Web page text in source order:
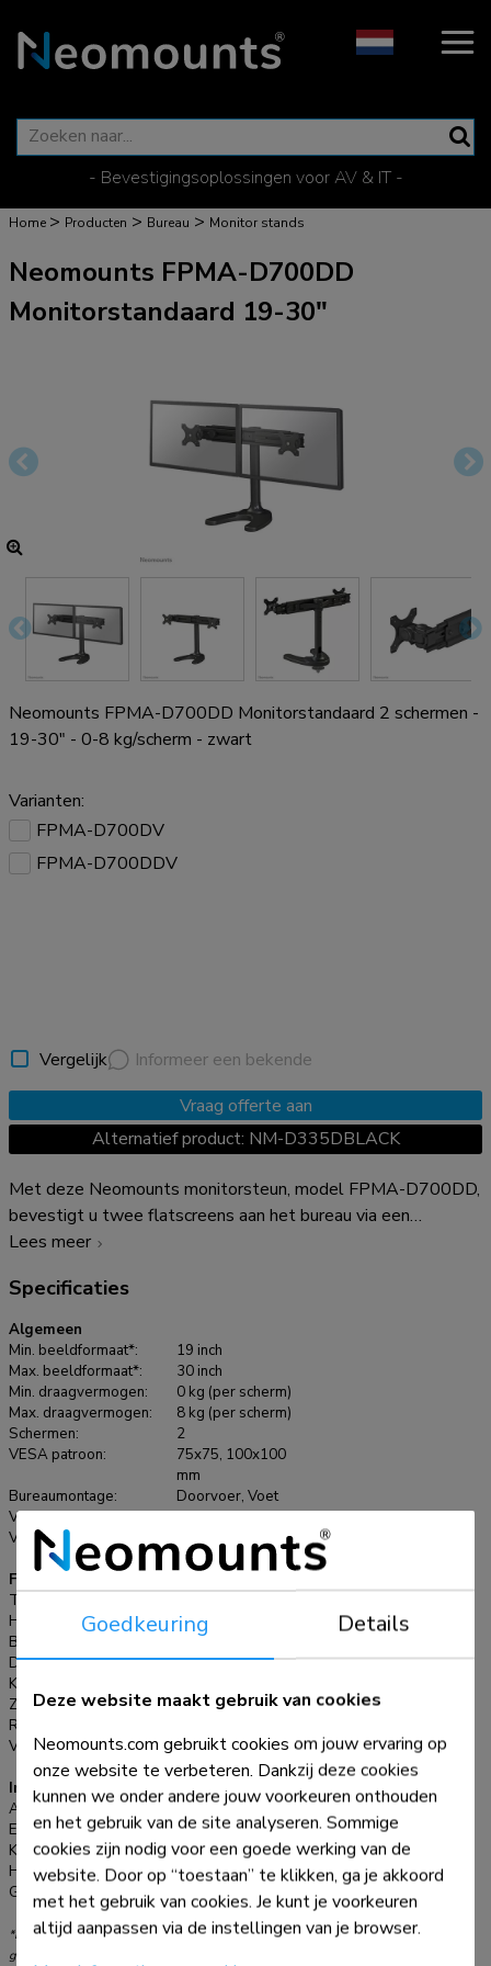
- Bevestigingsoplossingen voor AV & IT -
Home > Producten > Bureau > Monitor stands
Neomounts FPMA-D700DD
Monitorstandaard 19-30"
Neomounts FPMA-D700DD Monitorstandaard 2 schermen -
19-30" - 0-8 kg/scherm - zwart
Varianten:
FPMA-D700DV
FPMA-D700DDV
Vergelijk
Informeer een bekende
Vraag offerte aan
Alternatief product: NM-D335DBLACK
Met deze Neomounts monitorsteun, model FPMA-D700DD,
bevestigt u twee flatscreens aan het bureau via een
bureauvoet of bureaudoorvoer. Beide worden meegeleverd.
optimaal van de mogelijkheden van uw monitor. De
monitorsteun is eenvoudig in hoogte en diepte te verstellen.
Tevens kunt u het scherm kantelen, zwenken en roteren.
Hierdoor creëert u de ideale ergonomische werkhouding. Dit
verkleint de kans op nek- en rugklachten. Kabels zijn netjes
weg te werken aan de onderzijde van de horizontale arm. De
FPMA-D700DD heeft 1 draaipunt en is geschikt voor
schermen t/m 30" (76 cm). Het draagvermogen van de arm is
8 kg per scherm. Dit product is geschikt voor schermen met
een VESA gatenpatroon van 75x75 mm of 100x100 mm.
Heeft u een afwijkend (groter) gatenpatroon, dan kunt u dit
oplossen met een van onze VESA verloopplaten.
Lees meer
Specificaties
Algemeen
Min. beeldformaat*:
19 inch
Max. beeldformaat*:
30 inch
Min. draagvermogen:
0 kg (per scherm)
Max. draagvermogen:
8 kg (per scherm)
Schermen:
2
VESA patroon:
75x75, 100x100
mm
Bureaumontage:
Doorvoer, Voet
VESA maximaal:
VESA minimaal:
75x75 mm
Functionaliteit
Type:
Hoogteverstelling:
34-44 cm
Breedteverstelling:
Diepteverstelling:
15 cm
Kantelen (graden):
Zwenken (graden):
180°
Roteren (graden):
Verstellingstype:
Manueel
Informatie
Artikelnummer:
FPMA-D700DD
EAN:
8717371442507
Kleur:
Zwart
Hoofdmateriaal:
Staal
Garantie:
*NB. De vermelde inch-maten zijn slechts een indicatie, gecombineerd met het
gewicht en de VESA-maten. Het maximale gewicht en de VESA-maat zijn absolute
Goedkeuring Details
Deze website maakt gebruik van cookies
Neomounts.com gebruikt cookies om jouw ervaring op
onze website te verbeteren. Dankzij deze cookies
kunnen we onder andere jouw voorkeuren onthouden
en het gebruik van de site analyseren. Sommige
cookies zijn nodig voor een goede werking van de
website. Door op “toestaan” te klikken, ga je akkoord
met het gebruik van cookies. Je kunt je voorkeuren
altijd aanpassen via de instellingen van je browser.